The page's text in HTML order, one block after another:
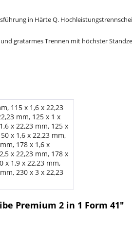
in Härte Q.
gratarmes Trennen mit höchster
115 x 1,6 x 22,23
mm, 125 x 1 x
x 22,23 mm, 125 x
x 1,6 x 22,23 mm,
178 x 1,6 x
x 22,23 mm, 178 x
x 1,9 x 22,23 mm,
230 x 3 x 22,23
Premium 2 in 1 Form 41"